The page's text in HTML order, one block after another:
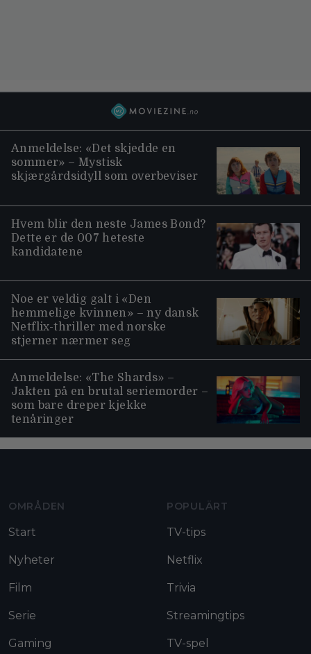
Anmeldelse: «Det skjedde en
sommer» – Mystisk
skjærgårdsidyll som overbeviser
Hvem blir den neste James Bond?
Dette er de 007 heteste
kandidatene
Noe er veldig galt i «Den
hemmelige kvinnen» – ny dansk
Netflix-thriller med norske
stjerner nærmer seg
Anmeldelse: «The Shards» –
Jakten på en brutal seriemorder –
som bare dreper kjekke
tenåringer
OMRÅDEN
Start
Nyheter
Film
Serie
Gaming
POPULÄRT
TV-tips
Netflix
Trivia
Streamingtips
TV-spel